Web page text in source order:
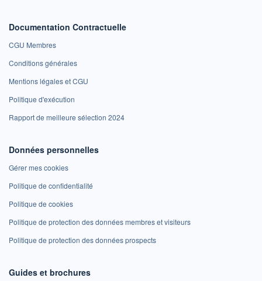
Documentation Contractuelle
CGU Membres
Conditions générales
Mentions légales et CGU
Politique d'exécution
Rapport de meilleure sélection 2024
Données personnelles
Gérer mes cookies
Politique de confidentialité
Politique de cookies
Politique de protection des données membres et visiteurs
Politique de protection des données prospects
Guides et brochures